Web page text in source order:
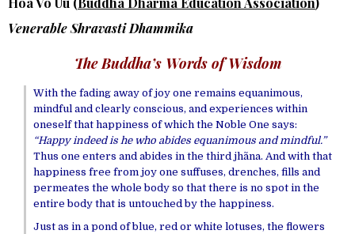
Venerable Shravasti Dhammika
The Buddha’s Words of Wisdom
With the fading away of joy one remains equanimous,
mindful and clearly conscious, and experiences within
oneself that happiness of which the Noble One says:
“Happy indeed is he who abides equanimous and mindful.”
Thus one enters and abides in the third jhãna. And with that
happiness free from joy one suffuses, drenches, fills and
permeates the whole body so that there is no spot in the
entire body that is untouched by the happiness.
Just as in a pond of blue, red or white lotuses, the flowers